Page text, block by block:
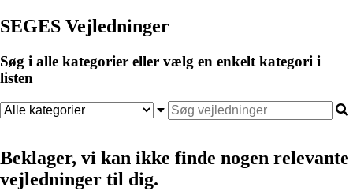
SEGES Vejledninger
Søg i alle kategorier eller vælg en enkelt kategori i
listen
Beklager, vi kan ikke finde nogen relevante
vejledninger til dig.